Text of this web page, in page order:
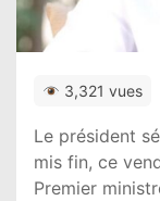
3,321 vues
Le président
mis fin, ce
Premier